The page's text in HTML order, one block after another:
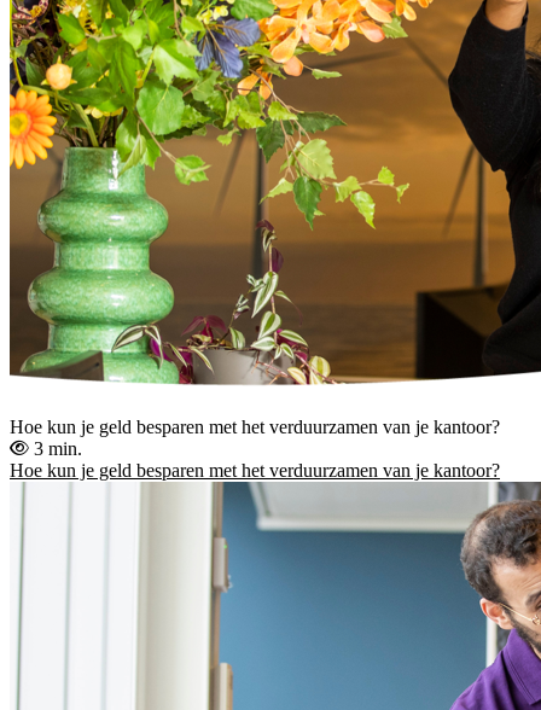
Hoe kun je geld besparen met het verduurzamen van je kantoor?
3 min.
Hoe kun je geld besparen met het verduurzamen van je kantoor?